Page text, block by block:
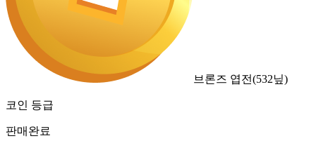
브론즈 엽전(532닢)
코인 등급
판매완료